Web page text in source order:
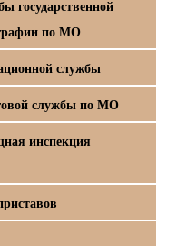
государственной
по МО
службы
службы по МО
инспекция